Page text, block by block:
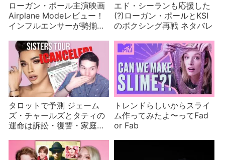
ローガン・ポール主演映画
Airplane Modeレビュー！
インフルエンサーが勢揃い
エド・シーランも応援した
(?)ローガン・ポールとKSI
のボクシング再戦 ネタバレ
タロットで予測 ジェーム
ズ・チャールズとタティの
運命は訴訟・復讐・家庭の
トレンドらしいからスライ
ム作ってみたよ〜ってFad
or Fab